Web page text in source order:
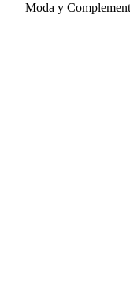
Moda y